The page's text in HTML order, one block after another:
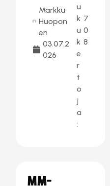
Markku
Huopon
en
03.07.2
026
u
k
u
k
e
r
t
o
j
a
:
7
0
8
MM-